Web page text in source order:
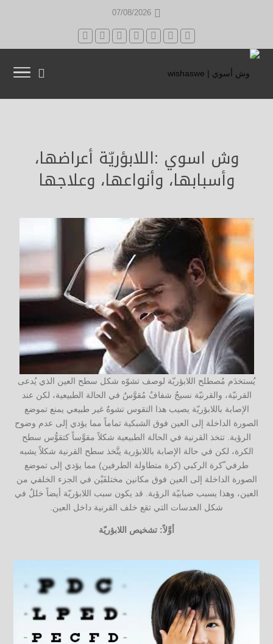
07/08/2026
وش اسوي :اللابؤريّة أعراضها،
وأسبابها، وأنواعها، وعلاجها
يُستخدَم مُصطلح اللابؤريّة لوصف تشوّه شكل سطح العين الذي يُدعى
القرنيّة، والقرنيّة نسيجٌ شفافٌ مُقوَّسٌ في الحالة الطبيعية، لكن عند
الإصابة باللابؤريّة يصيب هذا التقوس تشوهٌ غير طبيعي يمنع تموضع
الصورة الداخلة إلى العين فوق الشبكية تماماً مما يؤدي إلى عدم وضوح
الرؤية. تتخذ القرنية في الحالة الطبيعية شكلاً مقوَّساً كتقوُّس سطح
الكرة، لكن في حالة الإصابة باللابؤرية يتَّخذ سطح القرنية شكلاً يشبه
طرفي ّكرة الركبي (كرة متطاولة الطرفين) مما يؤدي إلى تموضع
الصورة الداخلة إلى العين فوق مكانين مختلفَيْن في الجزء الخلفي من
العين، وهذا يسبب ضبابيّة الرؤية. قد يكون سبب اللابؤريّة أيضاً خللٌ في
شكل العدسات التي تقع خلف القرنية داخل العين.
أوَّلاً: تشخيص اللابؤريّة